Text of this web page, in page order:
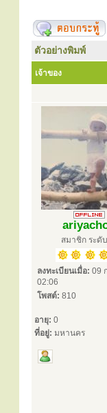
ตัวอย่างพิมพ์
เจ้าของ
สมาชิก ระดั
ลงทะเบียนเมื่อ: 09
02:06
โพสต์: 810
อายุ: 0
ที่อยู่: มหานคร